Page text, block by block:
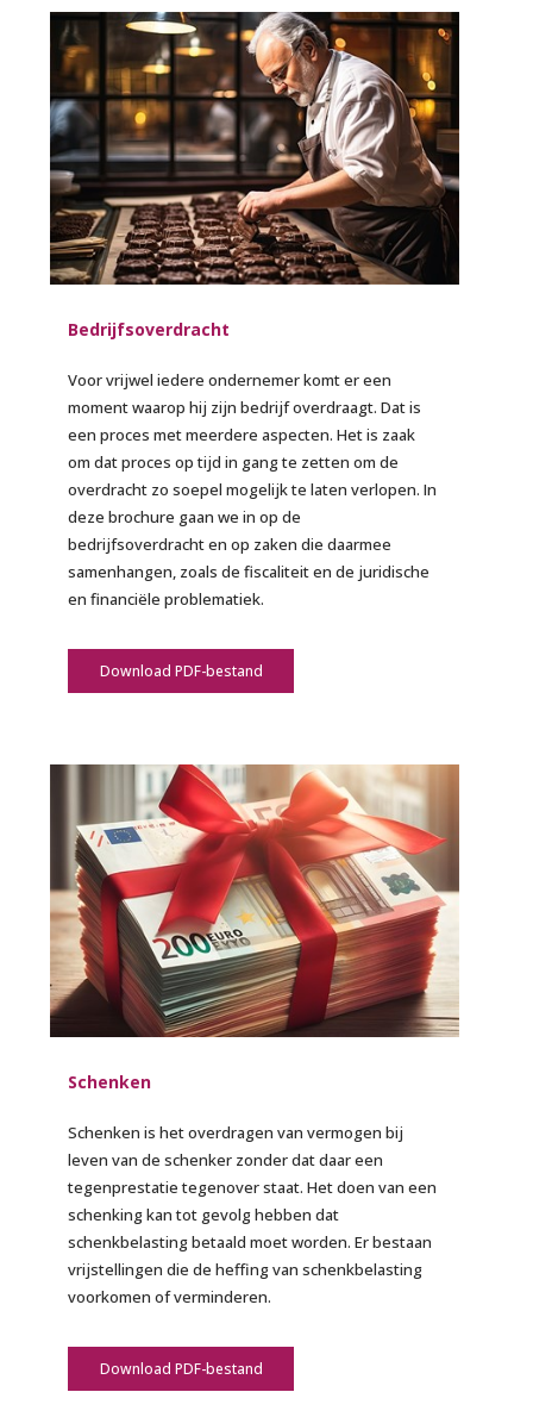
Bedrijfsoverdracht
Voor vrijwel iedere ondernemer komt er een
moment waarop hij zijn bedrijf overdraagt. Dat is
een proces met meerdere aspecten. Het is zaak
om dat proces op tijd in gang te zetten om de
overdracht zo soepel mogelijk te laten verlopen. In
deze brochure gaan we in op de
bedrijfsoverdracht en op zaken die daarmee
samenhangen, zoals de fiscaliteit en de juridische
en financiële problematiek.
Download PDF-bestand
Schenken
Schenken is het overdragen van vermogen bij
leven van de schenker zonder dat daar een
tegenprestatie tegenover staat. Het doen van een
schenking kan tot gevolg hebben dat
schenkbelasting betaald moet worden. Er bestaan
vrijstellingen die de heffing van schenkbelasting
voorkomen of verminderen.
Download PDF-bestand